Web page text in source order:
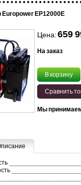
Europower EP12000E
Цена:659
На заказ
В корзину
Сравнить
Мы